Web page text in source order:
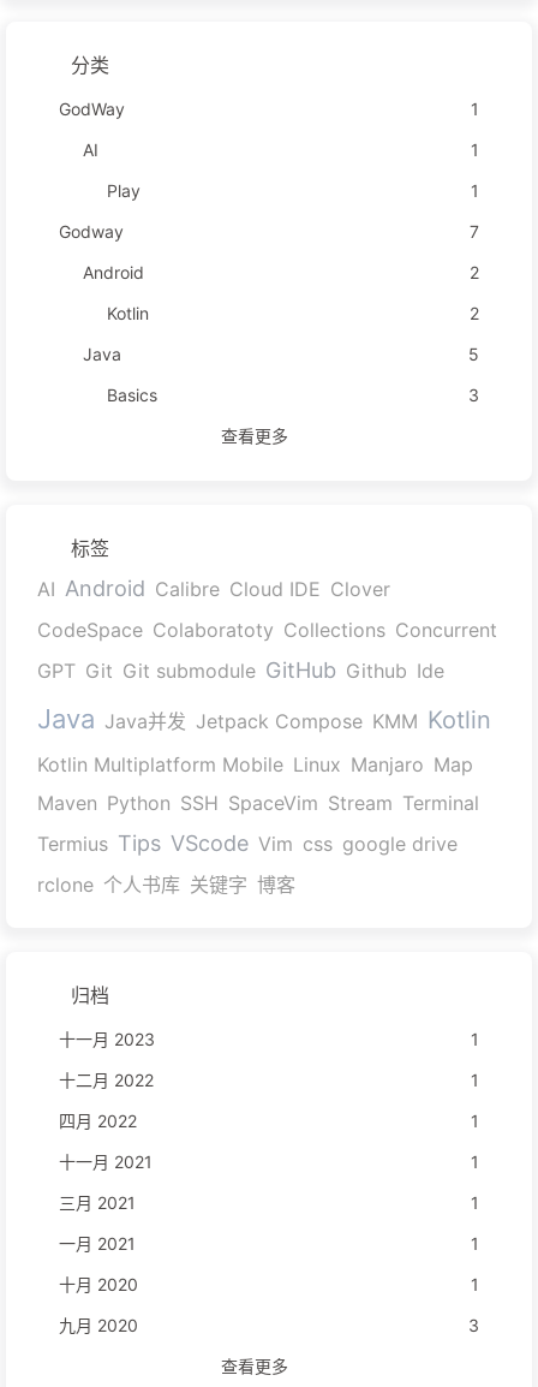
分类
GodWay
1
AI
1
Play
1
Godway
7
Android
2
Kotlin
2
Java
5
Basics
3
查看更多
标签
AI Android Calibre Cloud IDE Clover
CodeSpace Colaboratoty Collections Concurrent
GPT Git Git submodule GitHub Github Ide
Java Java并发 Jetpack Compose KMM Kotlin
Kotlin Multiplatform Mobile Linux Manjaro Map
Maven Python SSH SpaceVim Stream Terminal
Termius Tips VScode Vim css google drive
rclone 个人书库 关键字 博客
归档
十一月 2023
1
十二月 2022
1
四月 2022
1
十一月 2021
1
三月 2021
1
一月 2021
1
十月 2020
1
九月 2020
3
查看更多